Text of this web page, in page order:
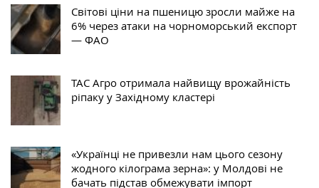
Світові ціни на пшеницю зросли майже на
6% через атаки на чорноморський експорт
— ФАО
ТАС Агро отримала найвищу врожайність
ріпаку у Західному кластері
«Українці не привезли нам цього сезону
жодного кілограма зерна»: у Молдові не
бачать підстав обмежувати імпорт